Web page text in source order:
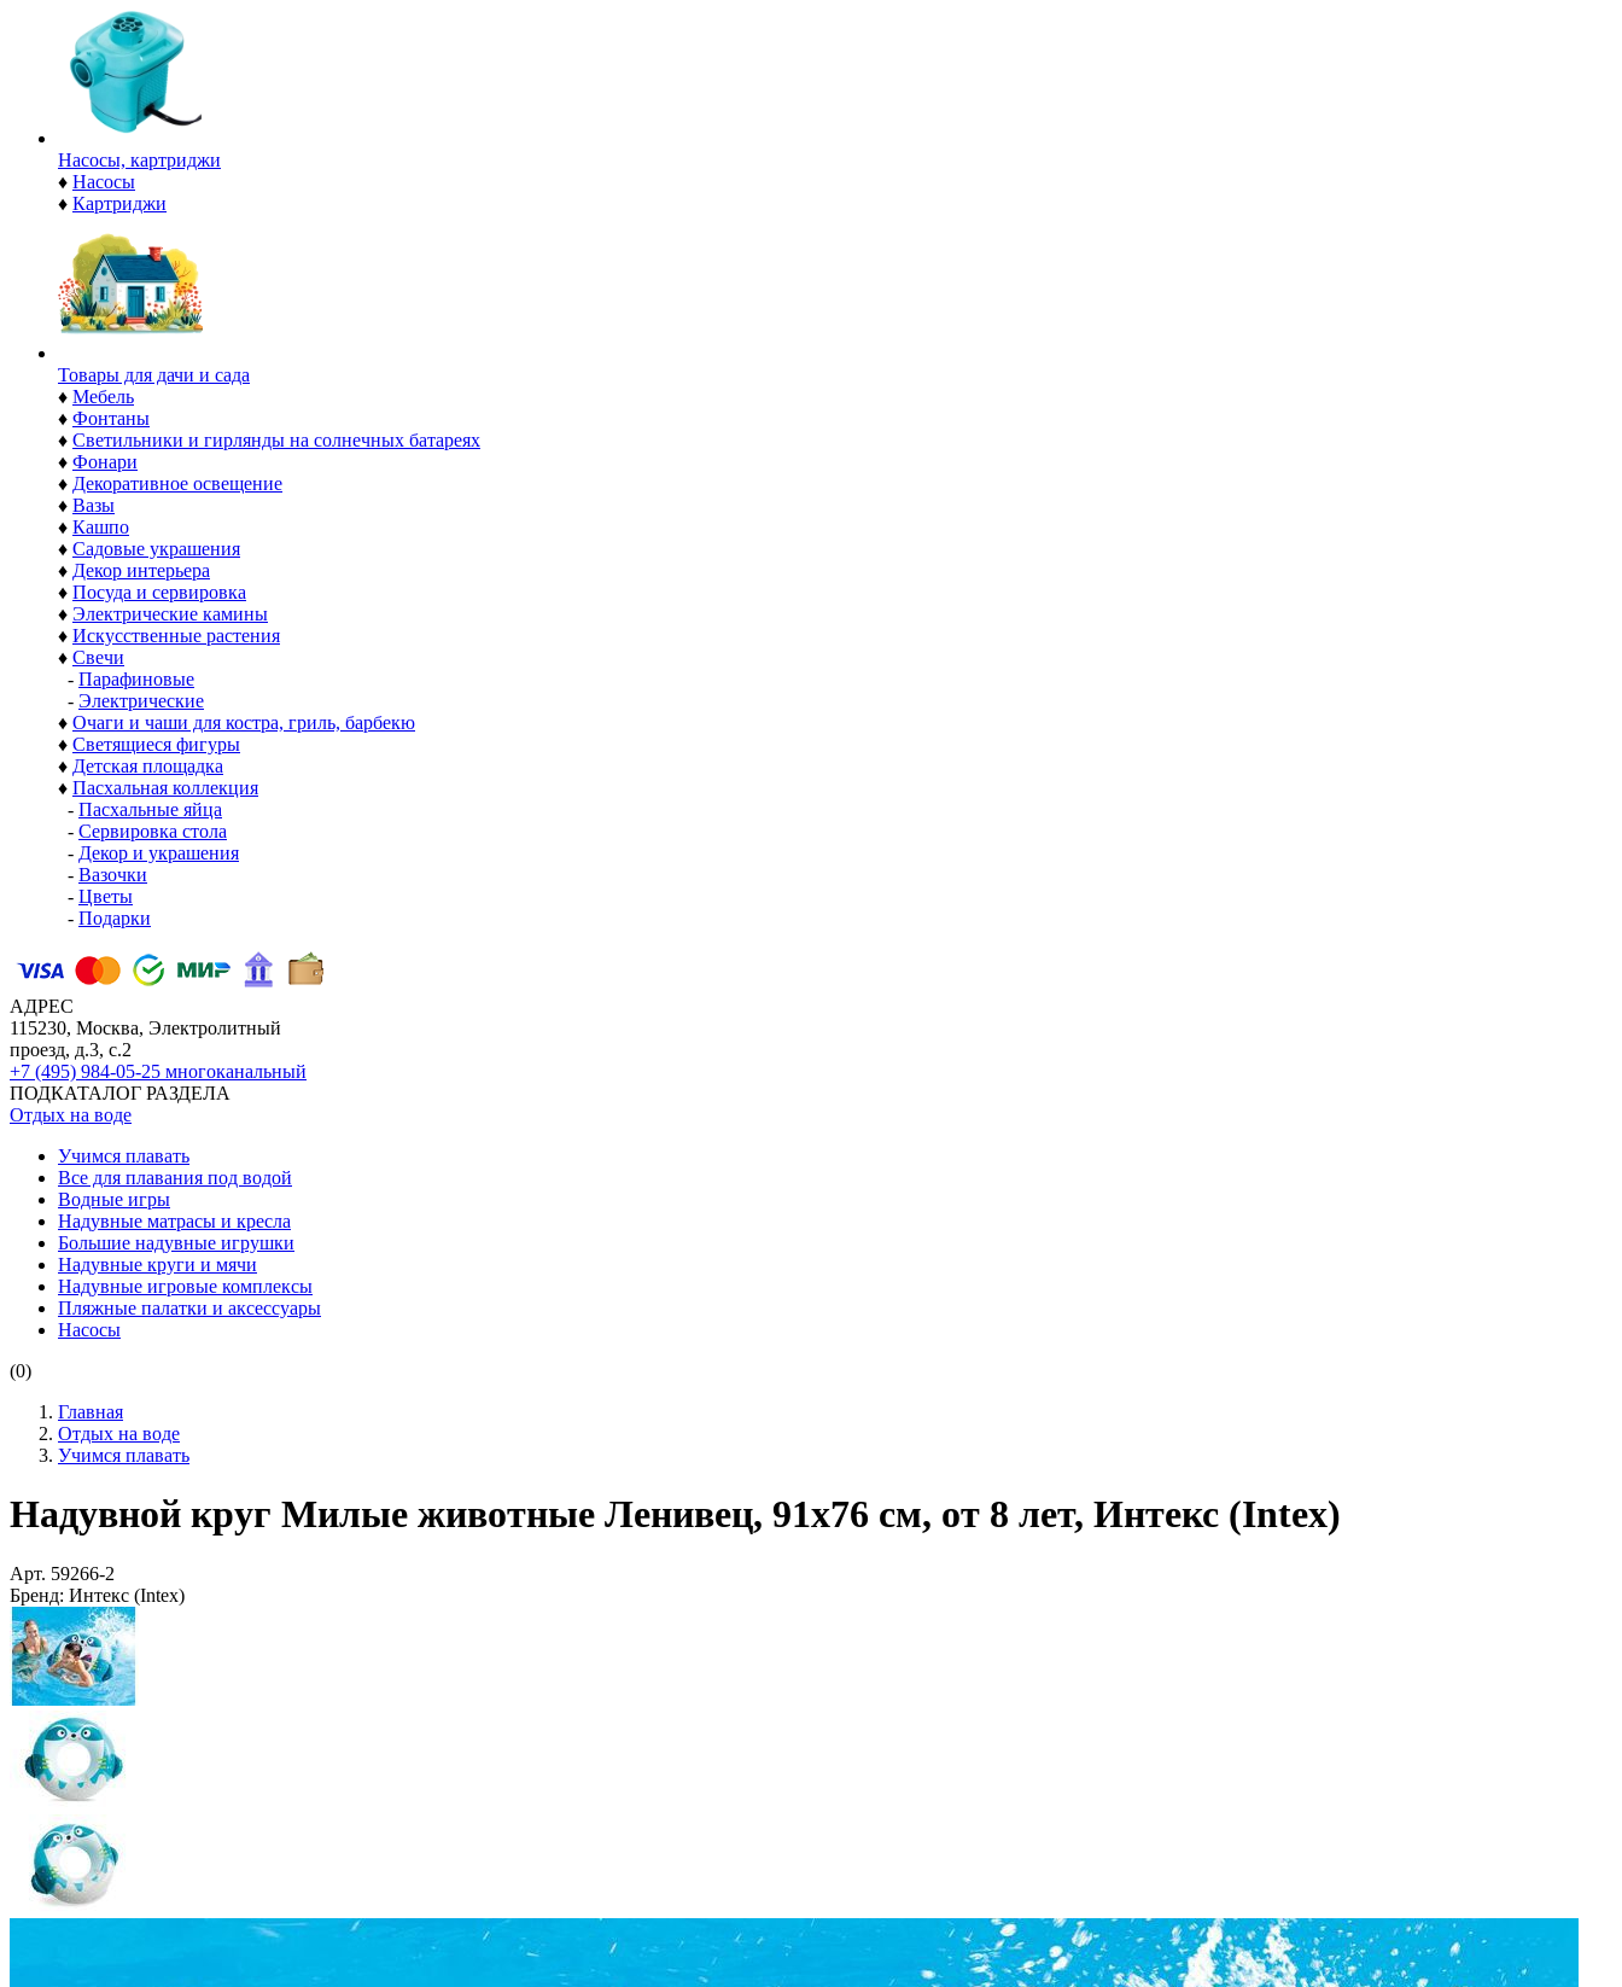
Насосы, картриджи
♦ Насосы
♦ Картриджи
Товары для дачи и сада
♦ Мебель
♦ Фонтаны
♦ Светильники и гирлянды на солнечных батареях
♦ Фонари
♦ Декоративное освещение
♦ Вазы
♦ Кашпо
♦ Садовые украшения
♦ Декор интерьера
♦ Посуда и сервировка
♦ Электрические камины
♦ Искусственные растения
♦ Свечи
- Парафиновые
- Электрические
♦ Очаги и чаши для костра, гриль, барбекю
♦ Светящиеся фигуры
♦ Детская площадка
♦ Пасхальная коллекция
- Пасхальные яйца
- Сервировка стола
- Декор и украшения
- Вазочки
- Цветы
- Подарки
АДРЕС
115230, Москва, Электролитный
проезд, д.3, с.2
+7 (495) 984-05-25 многоканальный
ПОДКАТАЛОГ РАЗДЕЛА
Отдых на воде
Учимся плавать
Все для плавания под водой
Водные игры
Надувные матрасы и кресла
Большие надувные игрушки
Надувные круги и мячи
Надувные игровые комплексы
Пляжные палатки и аксессуары
Насосы
(0)
Главная
Отдых на воде
Учимся плавать
Надувной круг Милые животные Ленивец, 91х76 см, от 8 лет, Интекс (Intex)
Арт. 59266-2
Бренд: Интекс (Intex)